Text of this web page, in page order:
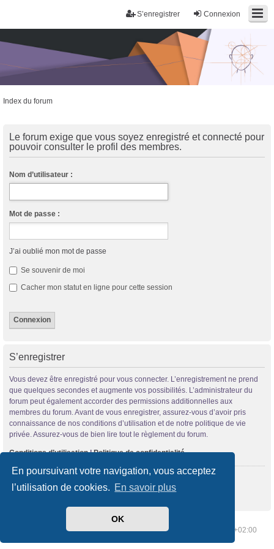
En poursuivant votre navigation, vous acceptez
l’utilisation de cookies. En savoir plus
OK
Connexion
S’enregistrer
Index du forum
Le forum exige que vous soyez enregistré et connecté pour
pouvoir consulter le profil des membres.
Nom d’utilisateur :
Mot de passe :
J’ai oublié mon mot de passe
Se souvenir de moi
Cacher mon statut en ligne pour cette session
S’enregistrer
Vous devez être enregistré pour vous connecter. L’enregistrement ne prend
que quelques secondes et augmente vos possibilités. L’administrateur du
forum peut également accorder des permissions additionnelles aux
membres du forum. Avant de vous enregistrer, assurez-vous d’avoir pris
connaissance de nos conditions d’utilisation et de notre politique de vie
privée. Assurez-vous de bien lire tout le règlement du forum.
Conditions d’utilisation|Politique de confidentialité
S’enregistrer
Supprimer les cookies Heures au format UTC+02:00